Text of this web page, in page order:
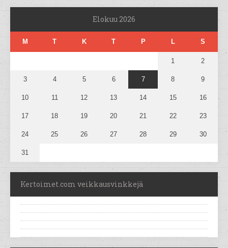
Elokuu 2026
M T K T P L S
1 2
3 4 5 6 7 8 9
10 11 12 13 14 15 16
17 18 19 20 21 22 23
24 25 26 27 28 29 30
31
Kertoimet.com veikkausvinkkejä